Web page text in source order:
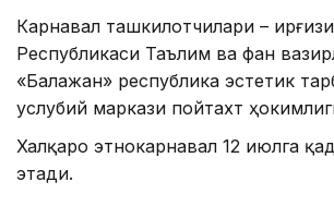
Карнавал ташкилотчилари –
Республикаси Таълим ва фан
«Балажан» республика эстетик
услубий маркази пойтахт
Халқаро этнокарнавал 12 июлга
этади.